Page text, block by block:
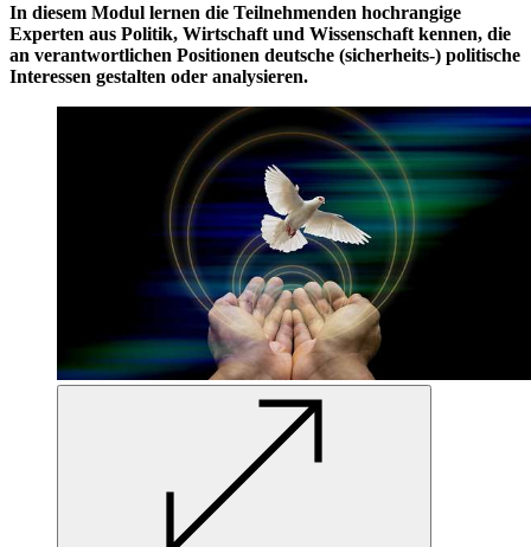
In diesem Modul lernen die Teilnehmenden hochrangige
Experten aus Politik, Wirtschaft und Wissenschaft kennen, die
an verantwortlichen Positionen deutsche (sicherheits-) politische
Interessen gestalten oder analysieren.